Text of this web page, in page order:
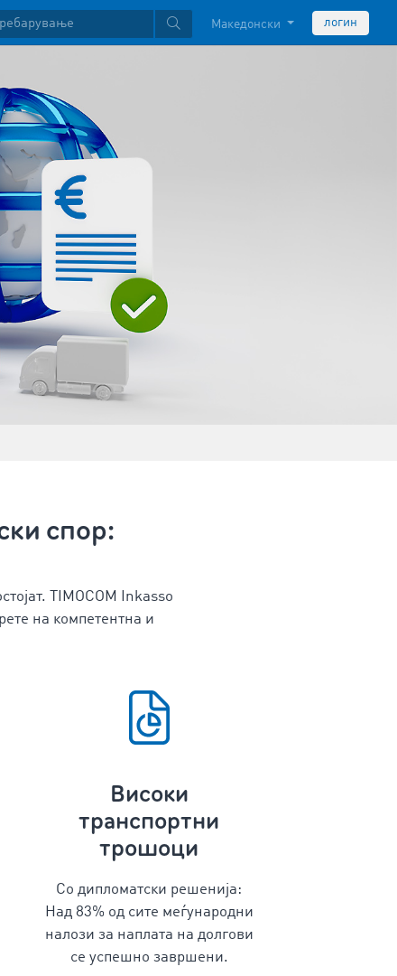
Македонски логин
спор:
TIMOCOM Inkasso
на компетентна и
Високи
транспортни
трошоци
Со дипломатски решенија:
Над 83% од сите меѓународни
налози за наплата на долгови
се успешно завршени.